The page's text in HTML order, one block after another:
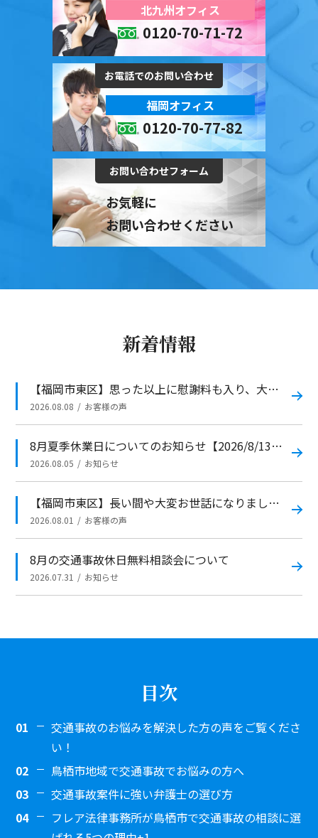
北九州オフィス
0120-70-71-72
お電話でのお問い合わせ
福岡オフィス
0120-70-77-82
お問い合わせフォーム
お気軽に
お問い合わせください
新着情報
【福岡市東区】思った以上に慰謝料も入り、大変満足しております。
2026.08.08 お客様の声
8月夏季休業日についてのお知らせ【2026/8/13～8/16】
2026.08.05 お知らせ
【福岡市東区】長い間や大変お世話になりました。
2026.08.01 お客様の声
8月の交通事故休日無料相談会について
2026.07.31 お知らせ
目次
交通事故のお悩みを解決した方の声をご覧くださ
い！
鳥栖市地域で交通事故でお悩みの方へ
交通事故案件に強い弁護士の選び方
フレア法律事務所が鳥栖市で交通事故の相談に選